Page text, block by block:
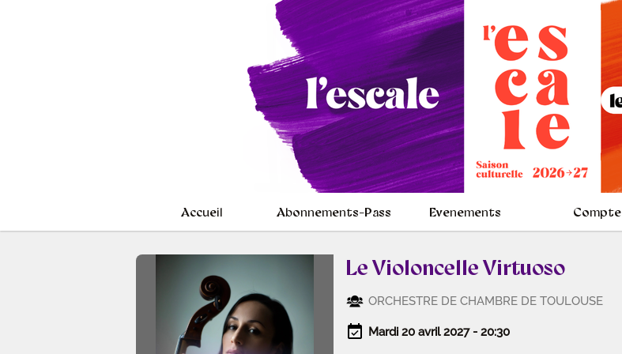
Accueil Abonnements-Pass Evenements Compte
Le Violoncelle Virtuoso
ORCHESTRE DE CHAMBRE DE TOULOUSE
Mardi 20 avril 2027 - 20:30